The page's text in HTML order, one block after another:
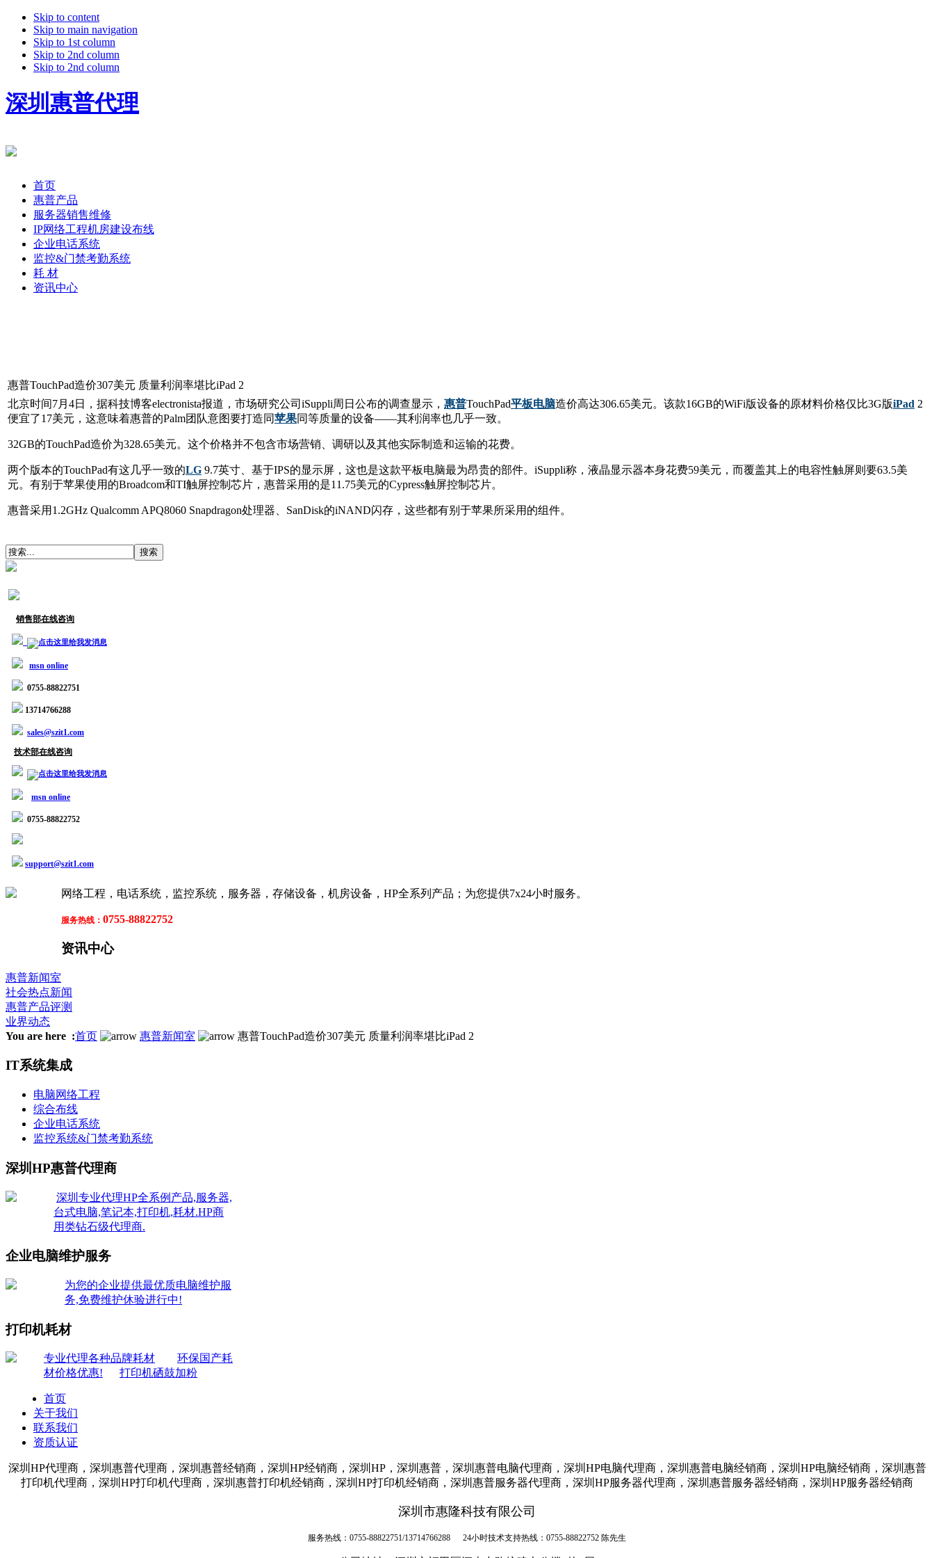
Skip to content
Skip to main navigation
Skip to 1st column
Skip to 2nd column
Skip to 2nd column
深圳惠普代理
首页
惠普产品
服务器销售维修
IP网络工程机房建设布线
企业电话系统
监控&门禁考勤系统
耗 材
资讯中心
惠普TouchPad造价307美元 质量利润率堪比iPad 2
北京时间7月4日，据科技博客electronista报道，市场研究公司iSuppli周日公布的调查显示， 惠普TouchPad平板电脑造价高达306.65美元。该款16GB的WiFi版设备的原材料价格仅比3G版iPad 2
便宜了17美元，这意味着惠普的Palm团队意图要打造同苹果同等质量的设备——其利润率也几乎一致。
32GB的TouchPad造价为328.65美元。这个价格并不包含市场营销、调研以及其他实际制造和运输的花费。
两个版本的TouchPad有这几乎一致的LG 9.7英寸、基于IPS的显示屏，这也是这款平板电脑最为昂贵的部件。iSuppli称，液晶显示器本身花费59美元，而覆盖其上的电容性触屏则要63.5美
元。有别于苹果使用的Broadcom和TI触屏控制芯片，惠普采用的是11.75美元的Cypress触屏控制芯片。
惠普采用1.2GHz Qualcomm APQ8060 Snapdragon处理器、SanDisk的iNAND闪存，这些都有别于苹果所采用的组件。
销售部在线咨询
msn online
0755-88822751
13714766288
sales@szit1.com
技术部在线咨询
msn online
0755-88822752
support@szit1.com
网络工程，电话系统，监控系统，服务器，存储设备，机房设备，HP全系列产品；为您提供7x24小时服务。
服务热线： 0755-88822752
资讯中心
惠普新闻室
社会热点新闻
惠普产品评测
业界动态
You are here :首页 惠普新闻室 惠普TouchPad造价307美元 质量利润率堪比iPad 2
IT系统集成
电脑网络工程
综合布线
企业电话系统
监控系统&门禁考勤系统
深圳HP惠普代理商
深圳专业代理HP全系例产品,服务器,
台式电脑,笔记本,打印机,耗材.HP商
用类钻石级代理商.
企业电脑维护服务
为您的企业提供最优质电脑维护服
务,免费维护休验进行中!
打印机耗材
专业代理各种品牌耗材
环保国产耗
材价格优惠!
打印机硒鼓加粉
首页
关于我们
联系我们
资质认证
深圳HP代理商，深圳惠普代理商，深圳惠普经销商，深圳HP经销商，深圳HP，深圳惠普，深圳惠普电脑代理商，深圳HP电脑代理商，深圳惠普电脑经销商，深圳HP电脑经销商，深圳惠普
打印机代理商，深圳HP打印机代理商，深圳惠普打印机经销商，深圳HP打印机经销商，深圳惠普服务器代理商，深圳HP服务器代理商，深圳惠普服务器经销商，深圳HP服务器经销商
深圳市惠隆科技有限公司
服务热线：0755-88822751/13714766288 24小时技术支持热线：0755-88822752 陈先生